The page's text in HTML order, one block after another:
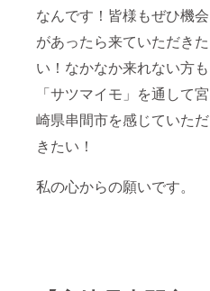
なんです！皆様もぜひ機会
があったら来ていただきた
い！なかなか来れない方も
「サツマイモ」を通して宮
崎県串間市を感じていただ
きたい！
私の心からの願いです。